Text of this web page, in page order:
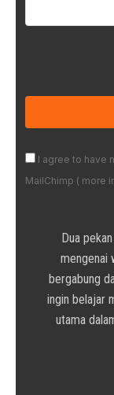
I agree to have
MailChimp ( more
Dua
mengenai
bergabung
ingin belajar
utama